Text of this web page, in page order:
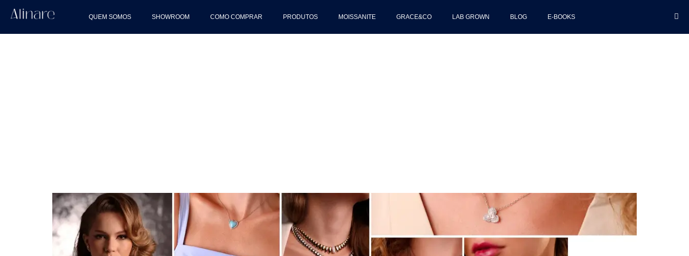
QUEM SOMOS SHOWROOM COMO COMPRAR PRODUTOS MOISSANITE GRACE&CO LAB GROWN BLOG E-BOOKS